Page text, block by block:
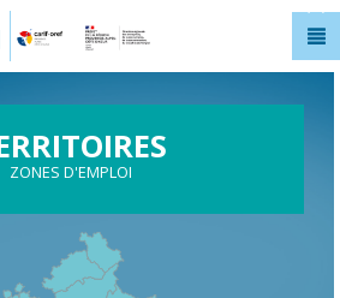
ZONES D'EMPLOI